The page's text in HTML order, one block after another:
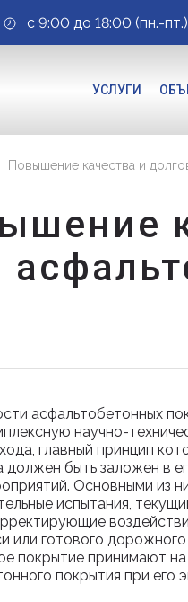
с 9:00 до 18:00 (пн.-пт.)
УСЛУГИ
Повышение качества и
асфальтобетонных
научно-
главный принцип
быть заложен в
Основными из
испытания,
или готового
покрытие принимают
покрытия при